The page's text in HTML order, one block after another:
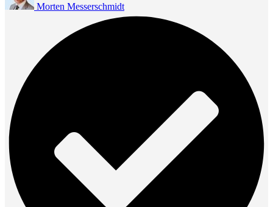
Morten Messerschmidt